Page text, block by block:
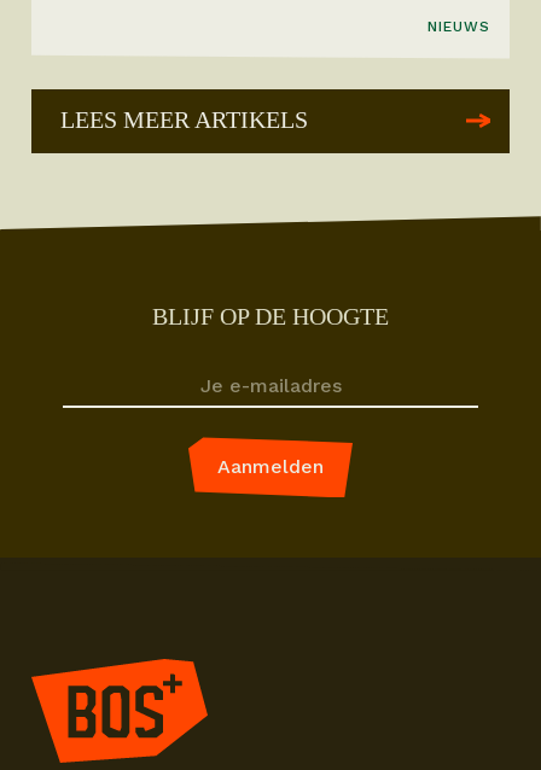
NIEUWS
LEES MEER ARTIKELS
BLIJF OP DE HOOGTE